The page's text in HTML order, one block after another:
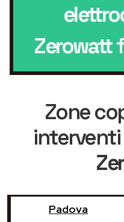
Zerowatt
Zone
interventi
Padova